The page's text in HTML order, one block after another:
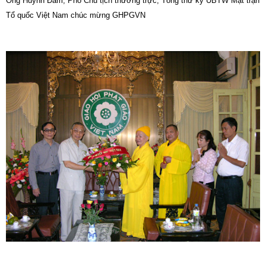
Tổ quốc Việt Nam chúc mừng GHPGVN